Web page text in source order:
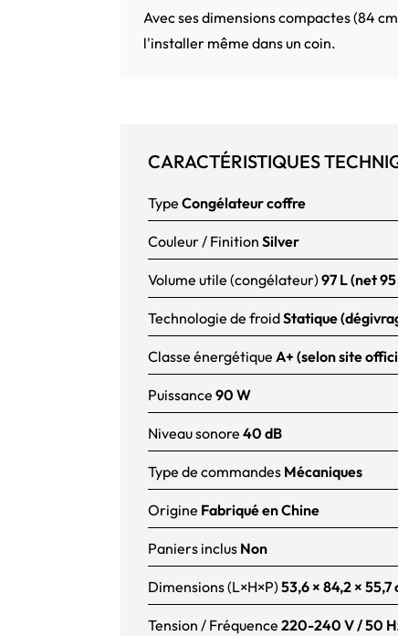
Avec ses dimensions compactes (84
l'installer même dans un coin.
CARACTÉRISTIQUES
Type Congélateur coffre
Couleur / Finition Silver
Volume utile (congélateur) 97 L (net
Technologie de froidStatique
Classe énergétique A+ (selon site
Puissance 90 W
Niveau sonore 40 dB
Type de commandes Mécaniques
Origine Fabriqué en Chine
Paniers inclus Non
Dimensions (L×H×P) 53,6 × 84,2 × 55,7
Tension / Fréquence 220-240 V / 50